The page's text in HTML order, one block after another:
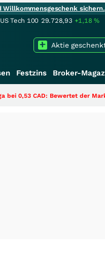
Willkommensgeschenk sichern.
US Tech 100 29.728,93 +1,18%
Aktie
Festzins Broker-
der Markt noch immer